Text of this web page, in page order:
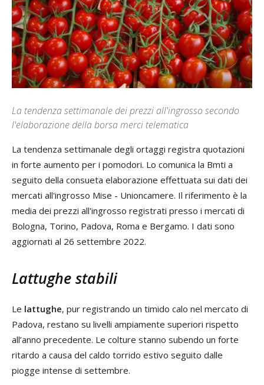
La tendenza settimanale dei prezzi all'ingrosso secondo
l'elaborazione della borsa merci telematica
La tendenza settimanale degli ortaggi registra quotazioni
in forte aumento per i pomodori. Lo comunica la Bmti a
seguito della consueta elaborazione effettuata sui dati dei
mercati all'ingrosso Mise - Unioncamere. Il riferimento è la
media dei prezzi all'ingrosso registrati presso i mercati di
Bologna, Torino, Padova, Roma e Bergamo. I dati sono
aggiornati al 26 settembre 2022.
Lattughe stabili
Le lattughe, pur registrando un timido calo nel mercato di
Padova, restano su livelli ampiamente superiori rispetto
all’anno precedente. Le colture stanno subendo un forte
ritardo a causa del caldo torrido estivo seguito dalle
piogge intense di settembre.